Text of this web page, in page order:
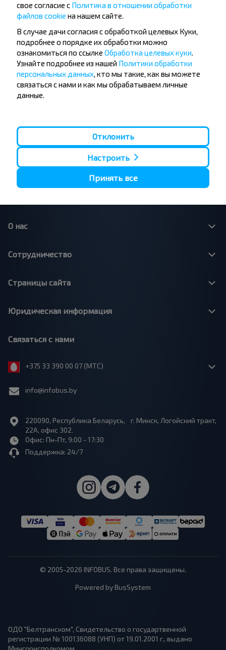
Популярные автобусные
направления
Орша - Могилёв
Минск - Несвиж
Минск - Могилёв
Минск - Пинск
Минск - Брест
Минск - Барановичи
Гомель - Минск
Брест - Тересполь
Брест - Беловежская Пуща
Полоцк - Рига
Минск - Вильнюс
Минск - Варшава
Минск - Москва
Москва - Барановичи
Брест - Люблин
Брест - Варшава
О нас
Сотрудничество
Страницы сайта
Юридическая информация
Связаться с нами
+375 33 390 00 07 (МТС)
info@infobus.by
220090, Республика Беларусь, г. Минск, Логойский тракт,
22А, офис 302.
Офис: Пн-Пт, 9:00 - 17:30
Поддержка: 24/7
© 2005-2026 INFOBUS. Все права защищены.
Powered by BusSystem
ОДО "Белтранском", Свидетельство о государтвенной
регистрации № 100136088 (УНП) от 19.01.2001 г., выдано
свое согласие с Политика в отношении обработки
файлов cookie на нашем сайте.
В случае дачи согласия с обработкой целевых Куки,
подробнее о порядке их обработки можно
ознакомиться по ссылке Обработка целевых куки.
Узнайте подробнее из нашей Политики обработки
персональных данных, кто мы такие, как вы можете
связаться с нами и как мы обрабатываем личные
данные.
Отклонить
Настроить
Принять все